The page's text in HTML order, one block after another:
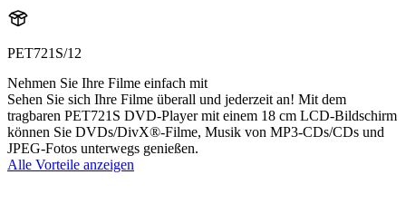
PET721S/12
Nehmen Sie Ihre Filme einfach mit
Sehen Sie sich Ihre Filme überall und jederzeit an! Mit dem
tragbaren PET721S DVD-Player mit einem 18 cm LCD-Bildschirm
können Sie DVDs/DivX®-Filme, Musik von MP3-CDs/CDs und
JPEG-Fotos unterwegs genießen.
Alle Vorteile anzeigen